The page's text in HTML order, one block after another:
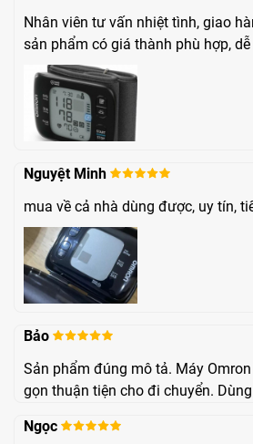
Thông số kĩ thuật
Thông số
Khối lượng
máy
Khoảng 90 gam
Kích thước
máy
91.0 x 63.4 x 13.4
Chu vi vòng
bít
13,5 - 21,5 cm
Bộ nhớ lưu trữ
100 kết quả đo
người/máy
Nguồn điện 2 pin Alkaline AAA
Nhân viên tư vấn nhiệt tình, giao
sản phẩm có giá thành phù hợp,
Nguyệt Minh
mua về cả nhà dùng được, uy tín,
Bảo
Sản phẩm đúng mô tả. Máy
gọn thuận tiện cho đi chuyển.
Ngọc